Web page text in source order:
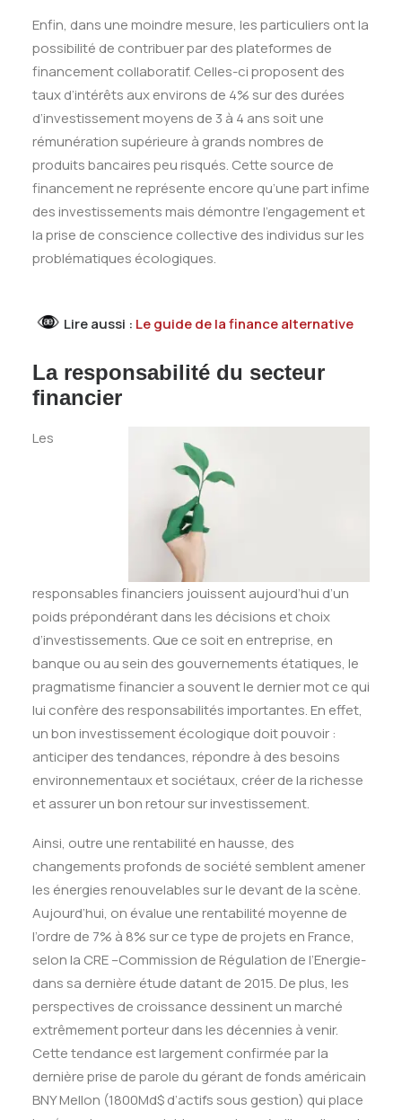
Enfin, dans une moindre mesure, les particuliers ont la
possibilité de contribuer par des plateformes de
financement collaboratif. Celles-ci proposent des
taux d’intérêts aux environs de 4% sur des durées
d’investissement moyens de 3 à 4 ans soit une
rémunération supérieure à grands nombres de
produits bancaires peu risqués. Cette source de
financement ne représente encore qu’une part infime
des investissements mais démontre l’engagement et
la prise de conscience collective des individus sur les
problématiques écologiques.
Lire aussi : Le guide de la finance alternative
La responsabilité du secteur
financier
Les
responsables financiers jouissent aujourd’hui d’un
poids prépondérant dans les décisions et choix
d’investissements. Que ce soit en entreprise, en
banque ou au sein des gouvernements étatiques, le
pragmatisme financier a souvent le dernier mot ce qui
lui confère des responsabilités importantes. En effet,
un bon investissement écologique doit pouvoir :
anticiper des tendances, répondre à des besoins
environnementaux et sociétaux, créer de la richesse
et assurer un bon retour sur investissement.
Ainsi, outre une rentabilité en hausse, des
changements profonds de société semblent amener
les énergies renouvelables sur le devant de la scène.
Aujourd’hui, on évalue une rentabilité moyenne de
l’ordre de 7% à 8% sur ce type de projets en France,
selon la CRE –Commission de Régulation de l’Energie-
dans sa dernière étude datant de 2015. De plus, les
perspectives de croissance dessinent un marché
extrêmement porteur dans les décennies à venir.
Cette tendance est largement confirmée par la
dernière prise de parole du gérant de fonds américain
BNY Mellon (1800Md$ d’actifs sous gestion) qui place